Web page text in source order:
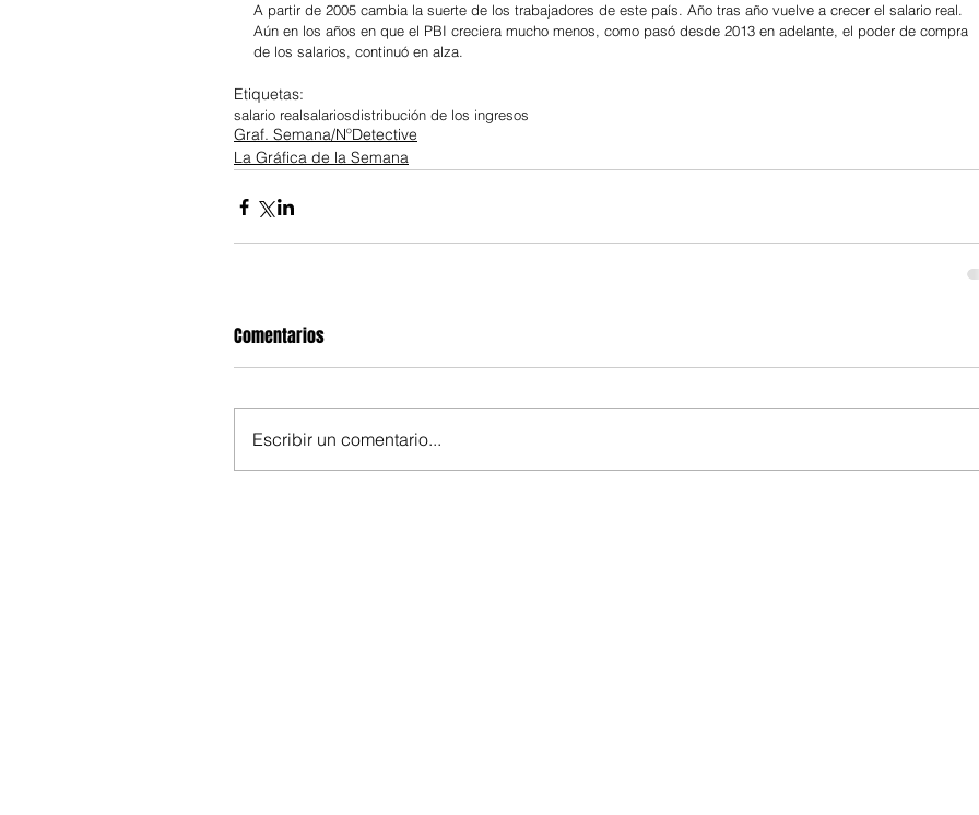
A partir de 2005 cambia la suerte de los trabajadores de este país. Año tras año vuelve a crecer el salario real.
Aún en los años en que el PBI creciera mucho menos, como pasó desde 2013 en adelante, el poder de compra
de los salarios, continuó en alza.
Etiquetas:
salario realsalariosdistribución de los ingresos
Graf. Semana/NºDetective
La Gráfica de la Semana
Comentarios
Escribir un comentario...